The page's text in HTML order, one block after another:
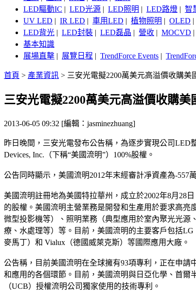
LED驅動IC | LED光源 | LED照明 | LED路燈 | 智
UV LED | IR LED | 車用LED | 植物照明 | OLED |
LED背光 | LED封裝 | LED磊晶 | 營收 | MOCVD |
基本知識
展場直擊 | 展覽日程 | TrendForce Events |
首頁 > 產業資訊 > 三安光電擬2200萬美元高溢價收購美
三安光電擬2200萬美元高溢價收購美
2013-06-05 09:32 [編輯：jasminezhuang]
昨日晚間，三安光電發布公告稱，為逐步實現公司LED
Devices, Inc.（下稱“美國流明”）100%股權。
公告同時顯示，美國流明2012年末經審計凈資產為-557
美國流明註冊地為美國特拉華州，成立於2002年8月28日
的股權。美國流明主營業務是開發和生產用於要求高
微型投影機等）、照明業務（典型應用於室內聚光光
療、水處理等）等。目前，美國流明的主要客戶包括
麥馬丁）和 Vialux（德國威萊克斯）等國際應用大廠。
公告稱，目前美國流明在全球擁有93項專利，正在申
和應用的各個環節。目前，美國流明與日亞化學、首
（UCB）授權流明公司獨家使用的技術專利。